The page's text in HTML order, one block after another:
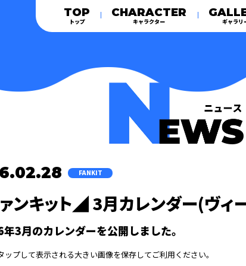
TOP
トップ
CHARACTER
キャラクター ギャラリ
FANKIT
ンキット◢ 3月カレンダー(ヴィ
3月のカレンダーを公開しました。
ップして表示される大きい画像を保存してご利用ください。